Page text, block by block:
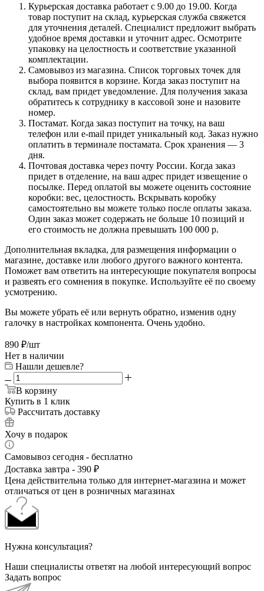
Курьерская доставка работает с 9.00 до 19.00. Когда
товар поступит на склад, курьерская служба свяжется
для уточнения деталей. Специалист предложит выбрать
удобное время доставки и уточнит адрес. Осмотрите
упаковку на целостность и соответствие указанной
комплектации.
Самовывоз из магазина. Список торговых точек для
выбора появится в корзине. Когда заказ поступит на
склад, вам придет уведомление. Для получения заказа
обратитесь к сотруднику в кассовой зоне и назовите
номер.
Постамат. Когда заказ поступит на точку, на ваш
телефон или e-mail придет уникальный код. Заказ нужно
оплатить в терминале постамата. Срок хранения — 3
дня.
Почтовая доставка через почту России. Когда заказ
придет в отделение, на ваш адрес придет извещение о
посылке. Перед оплатой вы можете оценить состояние
коробки: вес, целостность. Вскрывать коробку
самостоятельно вы можете только после оплаты заказа.
Один заказ может содержать не больше 10 позиций и
его стоимость не должна превышать 100 000 р.
Дополнительная вкладка, для размещения информации о
магазине, доставке или любого другого важного контента.
Поможет вам ответить на интересующие покупателя вопросы
и развеять его сомнения в покупке. Используйте её по своему
усмотрению.
Вы можете убрать её или вернуть обратно, изменив одну
галочку в настройках компонента. Очень удобно.
890 ₽/шт
Нет в наличии
Нашли дешевле?
В корзину
Купить в 1 клик
Рассчитать доставку
Хочу в подарок
Самовывоз сегодня - бесплатно
Доставка завтра - 390 ₽
Цена действительна только для интернет-магазина и может
отличаться от цен в розничных магазинах
Нужна консультация?
Наши специалисты ответят на любой интересующий вопрос
Задать вопрос